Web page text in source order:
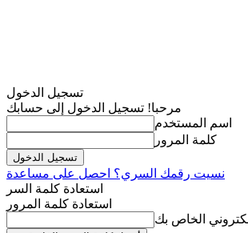
تسجيل الدخول
مرحبا! تسجيل الدخول إلى حسابك
اسم المستخدم
كلمة المرور
نسيت رقمك السري؟ احصل على مساعدة
استعادة كلمة السر
استعادة كلمة المرور
الخاص بك